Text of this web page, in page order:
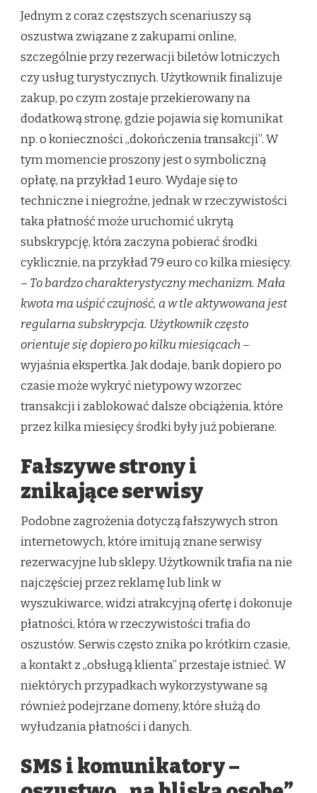
Jednym z coraz częstszych scenariuszy są
oszustwa związane z zakupami online,
szczególnie przy rezerwacji biletów lotniczych
czy usług turystycznych. Użytkownik finalizuje
zakup, po czym zostaje przekierowany na
dodatkową stronę, gdzie pojawia się komunikat
np. o konieczności „dokończenia transakcji”. W
tym momencie proszony jest o symboliczną
opłatę, na przykład 1 euro. Wydaje się to
techniczne i niegroźne, jednak w rzeczywistości
taka płatność może uruchomić ukrytą
subskrypcję, która zaczyna pobierać środki
cyklicznie, na przykład 79 euro co kilka miesięcy.
– To bardzo charakterystyczny mechanizm. Mała
kwota ma uśpić czujność, a w tle aktywowana jest
regularna subskrypcja. Użytkownik często
orientuje się dopiero po kilku miesiącach –
wyjaśnia ekspertka. Jak dodaje, bank dopiero po
czasie może wykryć nietypowy wzorzec
transakcji i zablokować dalsze obciążenia, które
przez kilka miesięcy środki były już pobierane.
Fałszywe strony i
znikające serwisy
Podobne zagrożenia dotyczą fałszywych stron
internetowych, które imitują znane serwisy
rezerwacyjne lub sklepy. Użytkownik trafia na nie
najczęściej przez reklamę lub link w
wyszukiwarce, widzi atrakcyjną ofertę i dokonuje
płatności, która w rzeczywistości trafia do
oszustów. Serwis często znika po krótkim czasie,
a kontakt z „obsługą klienta” przestaje istnieć. W
niektórych przypadkach wykorzystywane są
również podejrzane domeny, które służą do
wyłudzania płatności i danych.
SMS i komunikatory –